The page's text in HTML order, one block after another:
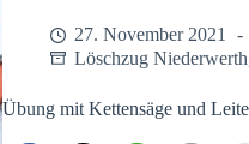
27. November 2021
Löschzug Niederwerth
Übung mit Kettensäge und